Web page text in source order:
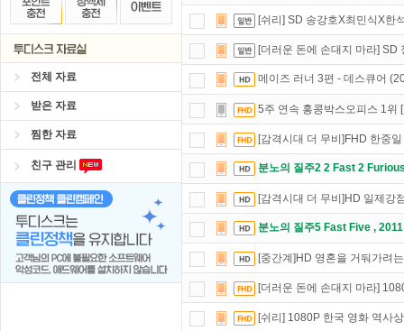
전체 자료
받은 자료
찜한 자료
친구 관리
[쉬리] SD 송강호X최민식X한
[더러운 돈에 손대지 마라] SD
메이즈 러너 3편 - 데스큐어
5주 연속 홍콩박스오피스 1위
[감격시대 더 무비]FHD 한중
분노의 질주2 2 Fast 2
[감격시대 더 무비]HD 일제강
분노의 질주5 Fast Five , 2011
[중간계]HD 영혼을 거둬가려
[더러운 돈에 손대지 마라]
[쉬리] 1080P 한국 영화 역사